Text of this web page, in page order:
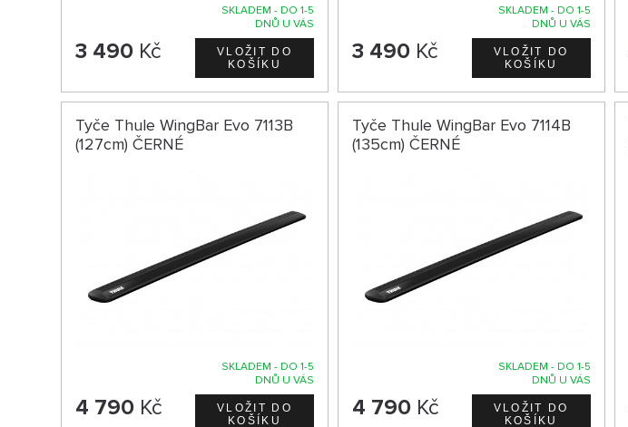
SKLADEM - DO 1-5
DNŮ U VÁS
3 490 Kč
SKLADEM - DO 1-5
DNŮ U VÁS
3 490 Kč
Tyče Thule WingBar Evo 7113B
(127cm) ČERNÉ
SKLADEM - DO 1-5
DNŮ U VÁS
4 790 Kč
Tyče Thule WingBar Evo 7114B
(135cm) ČERNÉ
SKLADEM - DO 1-5
DNŮ U VÁS
4 790 Kč